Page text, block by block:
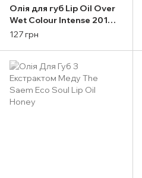
Олія для губ Lip Oil Over
Wet Colour Intense 201
Рожевий
127 грн